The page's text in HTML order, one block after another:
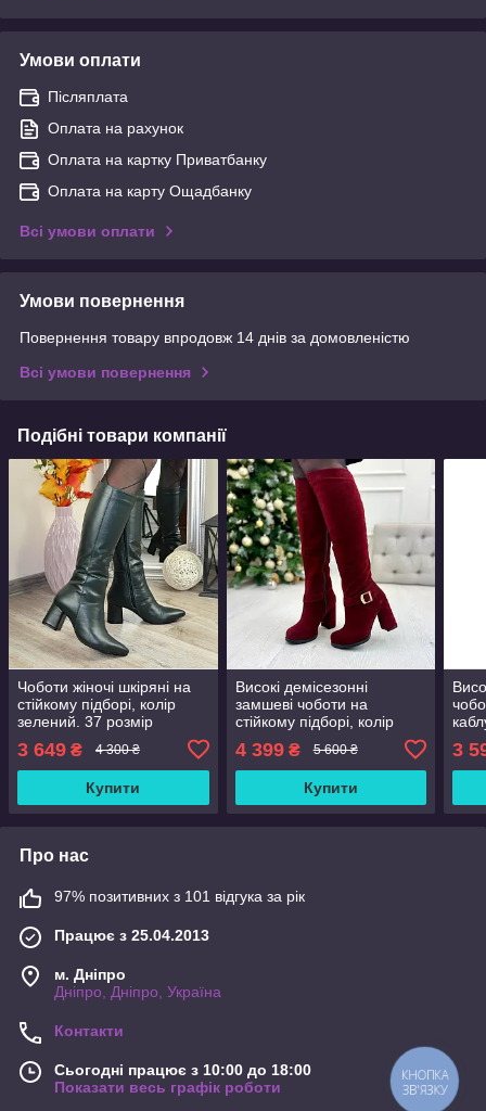
Умови оплати
Післяплата
Оплата на рахунок
Оплата на картку Приватбанку
Оплата на карту Ощадбанку
Всі умови оплати
Умови повернення
Повернення товару впродовж 14 днів за домовленістю
Всі умови повернення
Подібні товари компанії
Чоботи жіночі шкіряні на
стійкому підборі, колір
зелений. 37 розмір
3 649 ₴ 4 300 ₴
Купити
Високі демісезонні
замшеві чоботи на
стійкому підборі, колір
4 399₴ 5 600 ₴
Купити
3
Про нас
97% позитивних з 101 відгука за рік
Працює з 25.04.2013
м. Дніпро
Дніпро, Дніпро, Україна
Контакти
Сьогодні працює з 10:00 до 18:00
Показати весь графік роботи
КНОПКА
ЗВ'ЯЗКУ